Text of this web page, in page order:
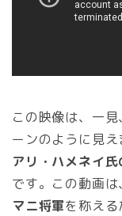
この映像は、一
ーンのように見え
アリ・ハメネイ
です。この動画
マニ将軍を称え